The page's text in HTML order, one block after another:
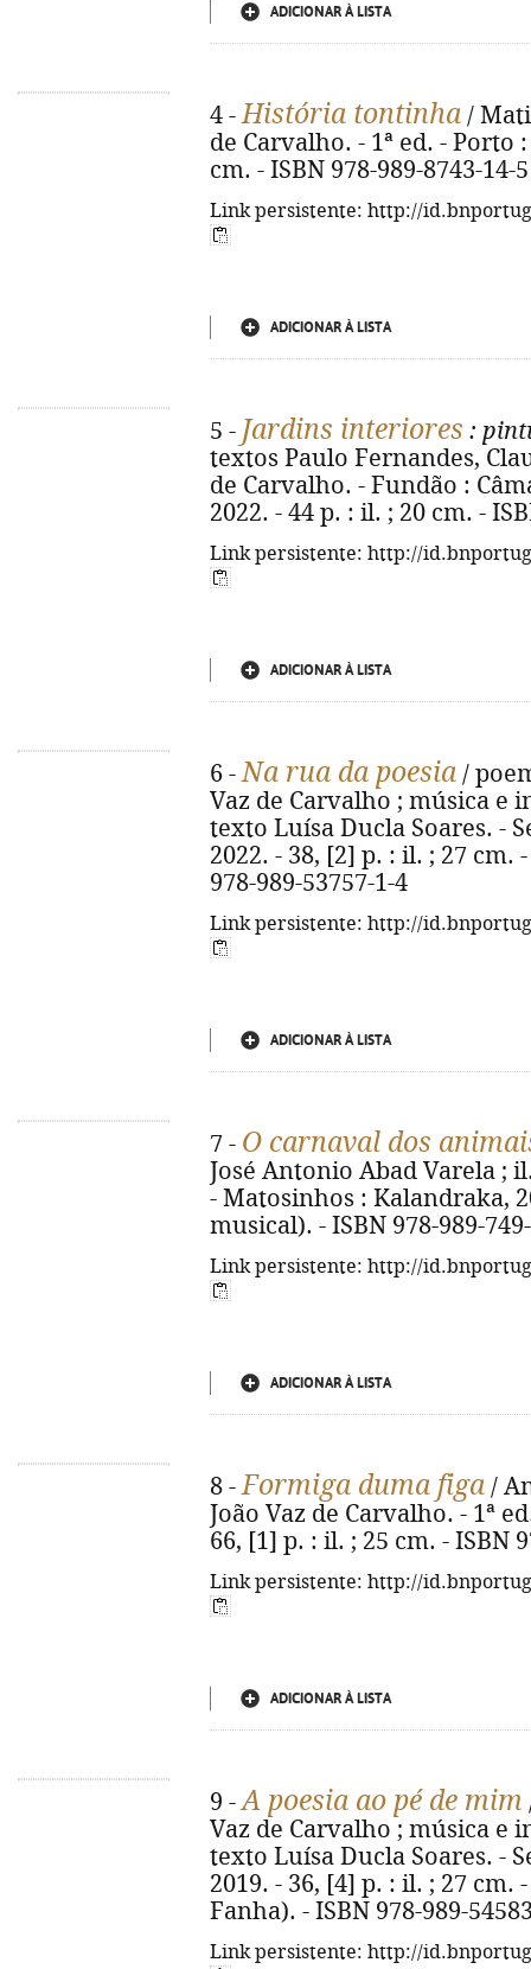
ADICIONAR À LISTA
4 -História tontinha /
de Carvalho. - 1ª ed. - Porto
cm. - ISBN 978-989-8743-14-5
Link persistente: http://
ADICIONAR À LISTA
5 - Jardins interiores :
textos Paulo Fernandes,
de Carvalho. - Fundão :
2022. - 44 p. : il. ; 20 cm. -
Link persistente: http://
ADICIONAR À LISTA
6 -Na rua da poesia /
Vaz de Carvalho ; música e
texto Luísa Ducla Soares. -
2022. - 38, [2] p. : il. ; 27 cm.
978-989-53757-1-4
Link persistente: http://
ADICIONAR À LISTA
7 - O carnaval dos
José Antonio Abad Varela ;
- Matosinhos : Kalandraka,
musical). - ISBN 978-989-
Link persistente: http://
ADICIONAR À LISTA
8 -Formiga duma figa /
João Vaz de Carvalho. - 1ª
66, [1] p. : il. ; 25 cm. - ISBN
Link persistente: http://
ADICIONAR À LISTA
9 -A poesia ao pé de mim
Vaz de Carvalho ; música e
texto Luísa Ducla Soares. -
2019. - 36, [4] p. : il. ; 27 cm.
Fanha). - ISBN 978-989-
Link persistente: http://